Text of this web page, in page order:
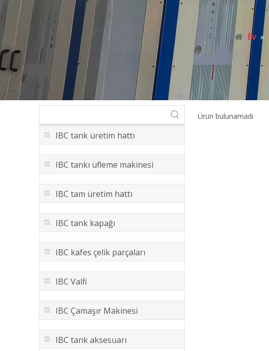
Ev »
IBC tank üretim hattı
IBC tankı üfleme makinesi
IBC tam üretim hattı
IBC tank kapağı
IBC kafes çelik parçaları
IBC Valfi
IBC Çamaşır Makinesi
IBC tank aksesuarı
Ürün bulunamadı